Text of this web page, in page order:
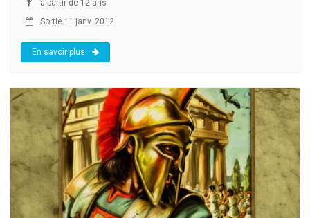
à partir de 12 ans
Sortie : 1 janv. 2012
En savoir plus